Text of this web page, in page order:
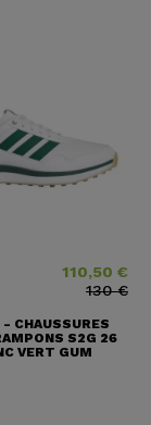
110,50 €
Prix ​​habituel
130 €
- CHAUSSURES
S2G 26
VERT GUM